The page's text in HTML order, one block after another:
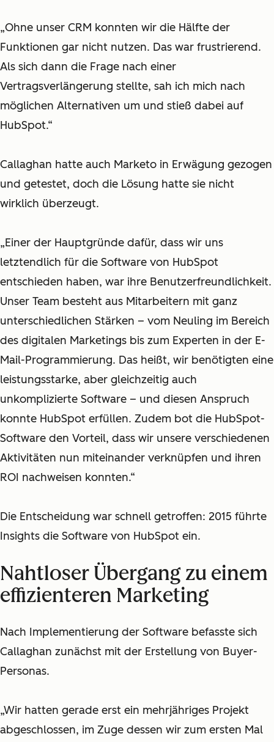
„Ohne unser CRM konnten wir die Hälfte der
Funktionen gar nicht nutzen. Das war frustrierend.
Als sich dann die Frage nach einer
Vertragsverlängerung stellte, sah ich mich nach
möglichen Alternativen um und stieß dabei auf
HubSpot.“
Callaghan hatte auch Marketo in Erwägung gezogen
und getestet, doch die Lösung hatte sie nicht
wirklich überzeugt.
„Einer der Hauptgründe dafür, dass wir uns
letztendlich für die Software von HubSpot
entschieden haben, war ihre Benutzerfreundlichkeit.
Unser Team besteht aus Mitarbeitern mit ganz
unterschiedlichen Stärken – vom Neuling im Bereich
des digitalen Marketings bis zum Experten in der E-
Mail-Programmierung. Das heißt, wir benötigten eine
leistungsstarke, aber gleichzeitig auch
unkomplizierte Software – und diesen Anspruch
konnte HubSpot erfüllen. Zudem bot die HubSpot-
Software den Vorteil, dass wir unsere verschiedenen
Aktivitäten nun miteinander verknüpfen und ihren
ROI nachweisen konnten.“
Die Entscheidung war schnell getroffen: 2015 führte
Insights die Software von HubSpot ein.
Nahtloser Übergang zu einem
effizienteren Marketing
Nach Implementierung der Software befasste sich
Callaghan zunächst mit der Erstellung von Buyer-
Personas.
„Wir hatten gerade erst ein mehrjähriges Projekt
abgeschlossen, im Zuge dessen wir zum ersten Mal